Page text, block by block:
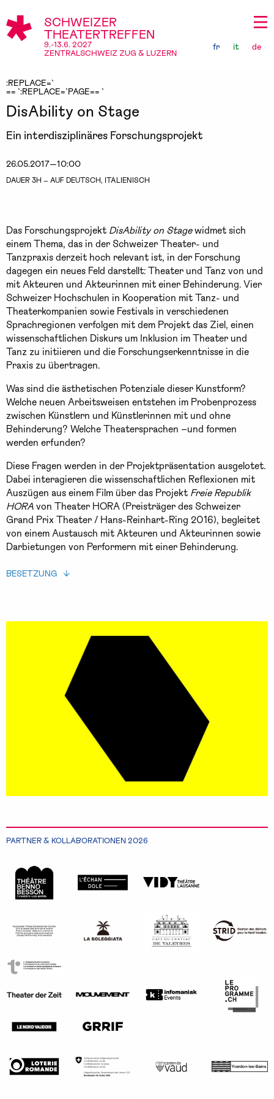
SCHWEIZER
THEATERTREFFEN
9.-13.6. 2027
ZENTRALSCHWEIZ ZUG & LUZERN
fr it de
:REPLACE=`
== `:REPLACE=`PAGE== `
DisAbility on Stage
Ein interdisziplinäres Forschungsprojekt
26.05.2017—10:00
DAUER 3H – AUF DEUTSCH, ITALIENISCH
Das Forschungsprojekt DisAbility on Stagewidmet sich
einem Thema, das in der Schweizer Theater- und
Tanzpraxis derzeit hoch relevant ist, in der Forschung
dagegen ein neues Feld darstellt: Theater und Tanz von und
mit Akteuren und Akteurinnen mit einer Behinderung. Vier
Schweizer Hochschulen in Kooperation mit Tanz- und
Theaterkompanien sowie Festivals in verschiedenen
Sprachregionen verfolgen mit dem Projekt das Ziel, einen
wissenschaftlichen Diskurs um Inklusion im Theater und
Tanz zu initiieren und die Forschungserkenntnisse in die
Praxis zu übertragen.
Was sind die ästhetischen Potenziale dieser Kunstform?
Welche neuen Arbeitsweisen entstehen im Probenprozess
zwischen Künstlern und Künstlerinnen mit und ohne
Behinderung? Welche Theatersprachen –und formen
werden erfunden?
Diese Fragen werden in der Projektpräsentation ausgelotet.
Dabei interagieren die wissenschaftlichen Reflexionen mit
Auszügen aus einem Film über das Projekt Freie Republik
HORA von Theater HORA (Preisträger des Schweizer
Grand Prix Theater / Hans-Reinhart-Ring 2016), begleitet
von einem Austausch mit Akteuren und Akteurinnen sowie
Darbietungen von Performern mit einer Behinderung.
BESETZUNG
PARTNER & KOLLABORATIONEN 2026